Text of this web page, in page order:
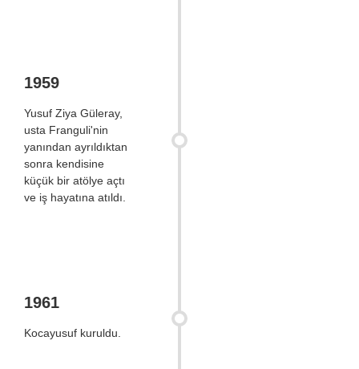
1959
Yusuf Ziya Güleray,
usta Franguli'nin
yanından ayrıldıktan
sonra kendisine
küçük bir atölye açtı
ve iş hayatına atıldı.
1961
Kocayusuf kuruldu.